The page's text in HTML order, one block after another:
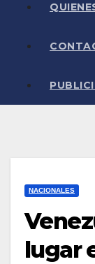
NACIONALES
lugar